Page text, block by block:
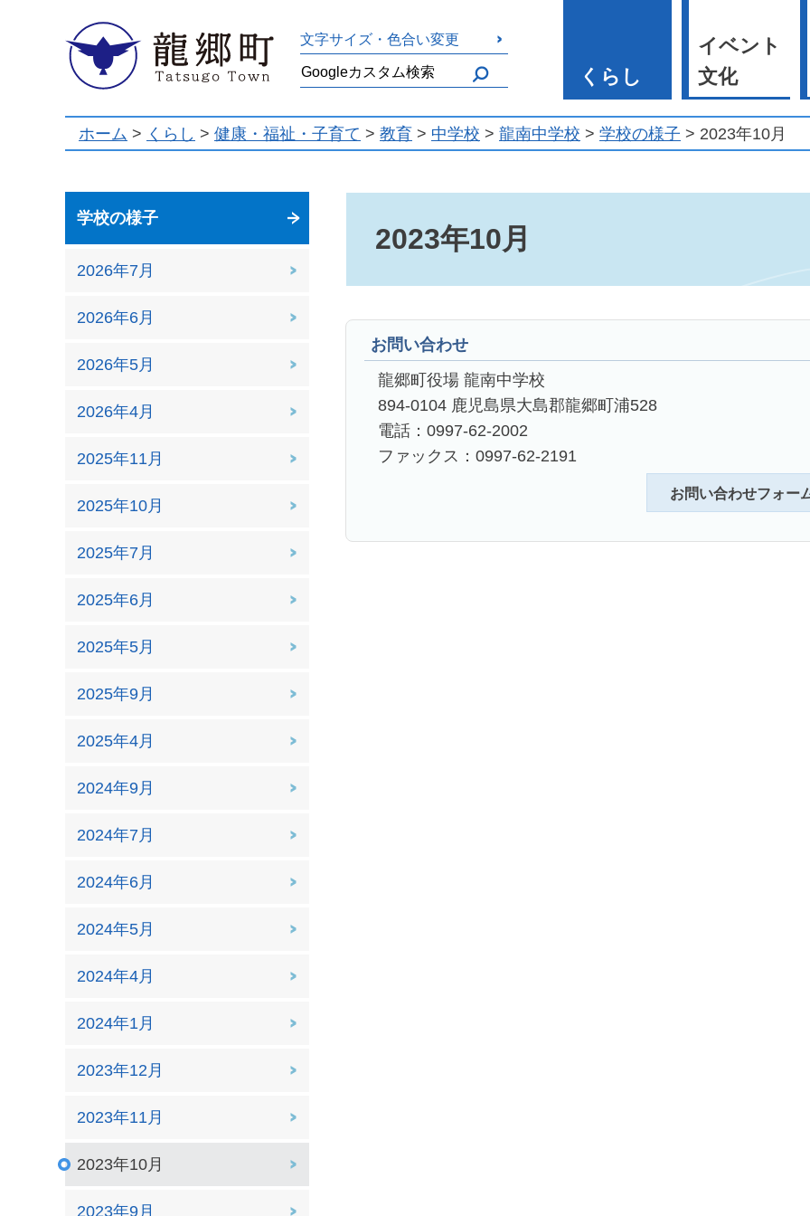
龍郷町 文字サイズ・色合い変更
くらし
イベント
文化
ホーム > くらし > 健康・福祉・子育て > 教育 > 中学校 > 龍南中学校 > 学校の様子 > 2023年10月
学校の様子
2026年7月
2026年6月
2026年5月
2026年4月
2025年11月
2025年10月
2025年7月
2025年6月
2025年5月
2025年9月
2025年4月
2024年9月
2024年7月
2024年6月
2024年5月
2024年4月
2024年1月
2023年12月
2023年11月
2023年10月
2023年9月
2023年10月
お問い合わせ
龍郷町役場 龍南中学校
894-0104 鹿児島県大島郡龍郷町浦528
電話：0997-62-2002
ファックス：0997-62-2191
お問い合わせフォー